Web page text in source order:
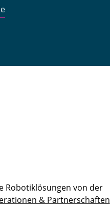
Robotiklösungen von der
& Partnerschaften